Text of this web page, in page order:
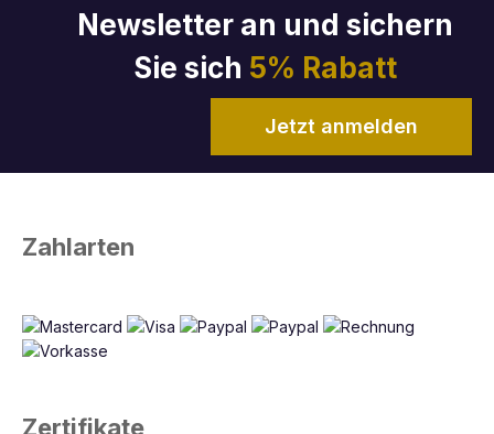
Newsletter an und sichern
Sie sich 5% Rabatt
Jetzt anmelden
Zahlarten
Zertifikate